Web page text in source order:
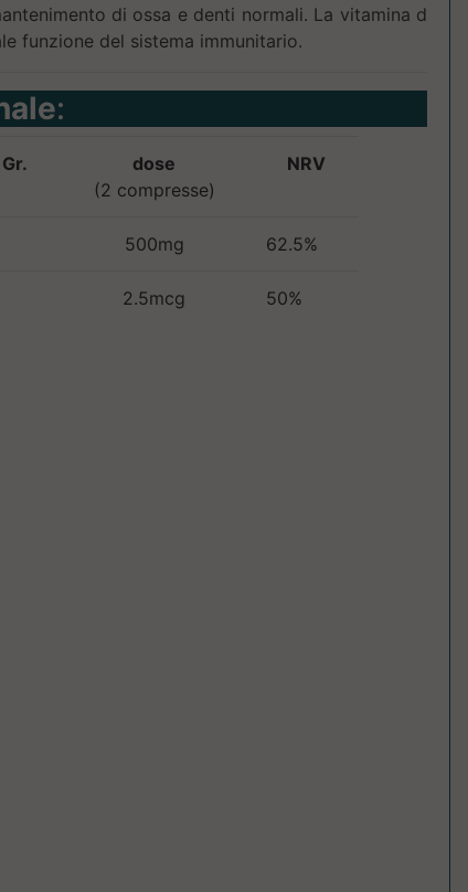
di ossa e denti normali. La vitamina d
funzione del sistema immunitario.
:
dose
(2 compresse)
NRV
500mg 62.5%
2.5mcg 50%